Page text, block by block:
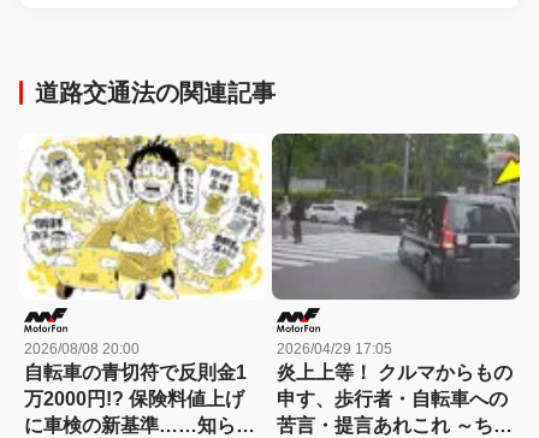
道路交通法の関連記事
2026/08/08 20:00
自転車の青切符で反則金1
万2000円!? 保険料値上げ
に車検の新基準……知らな
2026/04/29 17:05
炎上上等！ クルマからもの
申す、歩行者・自転車への
苦言・提言あれこれ ～ちゃ